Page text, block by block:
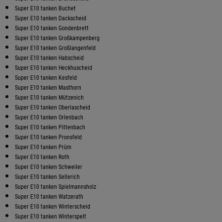
Super E10 tanken Buchet
Super E10 tanken Dackscheid
Super E10 tanken Gondenbrett
Super E10 tanken Großkampenberg
Super E10 tanken Großlangenfeld
Super E10 tanken Habscheid
Super E10 tanken Heckhuscheid
Super E10 tanken Kesfeld
Super E10 tanken Masthorn
Super E10 tanken Mützenich
Super E10 tanken Oberlascheid
Super E10 tanken Orlenbach
Super E10 tanken Pittenbach
Super E10 tanken Pronsfeld
Super E10 tanken Prüm
Super E10 tanken Roth
Super E10 tanken Schweiler
Super E10 tanken Sellerich
Super E10 tanken Spielmannsholz
Super E10 tanken Watzerath
Super E10 tanken Winterscheid
Super E10 tanken Winterspelt